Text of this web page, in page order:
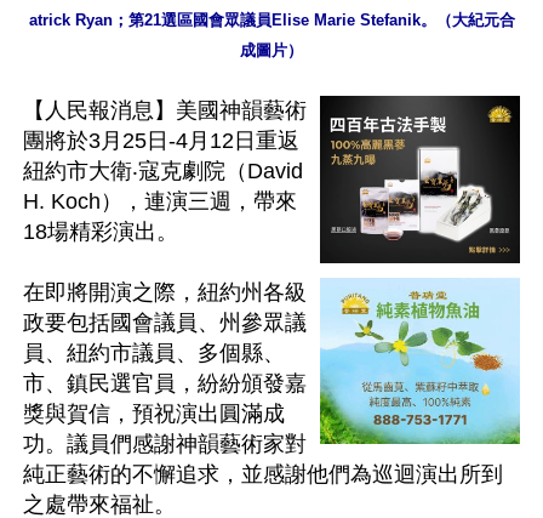
atrick Ryan；第21選區國會眾議員Elise Marie Stefanik。（大紀元合
成圖片）
【人民報消息】美國神韻藝術
團將於3月25日-4月12日重返
紐約市大衛‧寇克劇院（David
H. Koch），連演三週，帶來
18場精彩演出。
在即將開演之際，紐約州各級
政要包括國會議員、州參眾議
員、紐約市議員、多個縣、
市、鎮民選官員，紛紛頒發嘉
獎與賀信，預祝演出圓滿成
功。議員們感謝神韻藝術家對
純正藝術的不懈追求，並感謝他們為巡迴演出所到
之處帶來福祉。